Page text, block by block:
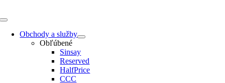
to
Toggle
NavigationObchody a služby
Obľúbené
Sinsay
Reserved
HalfPrice
CCC